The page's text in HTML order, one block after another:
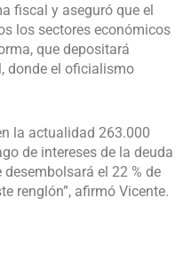
fiscal y aseguró que el
los sectores económicos
que depositará
donde el oficialismo
la actualidad 263.000
de intereses de la deuda
el 22 % de
renglón”, afirmó Vicente.